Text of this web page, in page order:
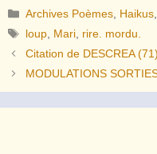
Catégories
Archives Poèmes, Haikus,
Étiquettes
loup, Mari, rire. mordu.
Citation de DESCREA
MODULATIONS